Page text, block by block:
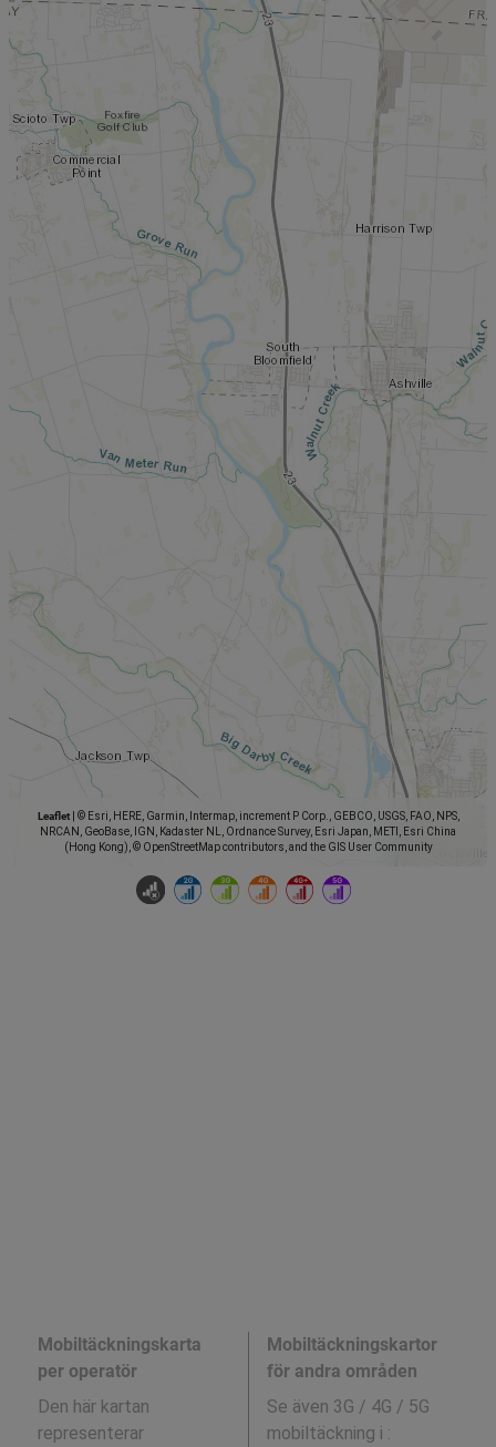
Leaflet
© Esri, HERE, Garmin, Intermap, increment P Corp., GEBCO, USGS, FAO, NPS,
NRCAN, GeoBase, IGN, Kadaster NL, Ordnance Survey, Esri Japan, METI, Esri China
(Hong Kong), © OpenStreetMap contributors, and the GIS User Community
Mobiltäckningskarta
per operatör
Den här kartan
representerar
Mobiltäckningskartor
för andra områden
Se även 3G / 4G / 5G
mobiltäckning i :